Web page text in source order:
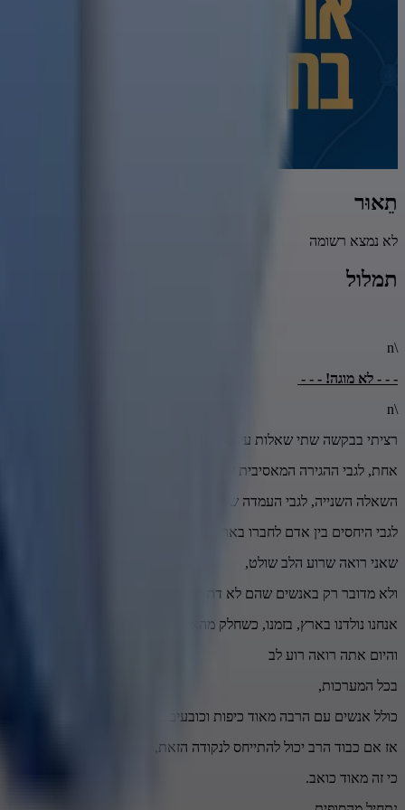
תֵאוּר
לא נמצא רשומה
תמלול
\n
- - - לא מוגה! - - -
\n
רציתי בבקשה שתי שאלות על עמדתו של כבוד הרב.
אחת, לגבי ההגירה המאסיבית של אפריקנים לתוך המדינה, לתוך ארץ-
השאלה השנייה, לגבי העמדה של כבוד הרב,
לגבי היחסים בין אדם לחברו בארץ,
שאני רואה שרוע הלב שולט,
ולא מדובר רק באנשים שהם לא דתיים.
אנחנו נולדנו בארץ, בזמנו, כשחלק מהאנשים לא היו דתיים, אבל היה איזה
והיום אתה רואה רוע לב
בכל המערכות,
כולל אנשים עם הרבה מאוד כיפות וכובעים.
אז אם כבוד הרב יכול להתייחס לנקודה הזאת,
כי זה מאוד כואב.